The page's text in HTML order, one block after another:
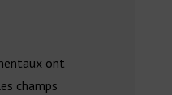
ont
champs